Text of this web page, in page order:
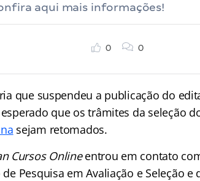
aqui mais informações!
0 0
que suspendeu a publicação do
que os trâmites da seleção
sejam retomados.
Cursos Onlineentrou em contato
Pesquisa em Avaliação e Seleção e